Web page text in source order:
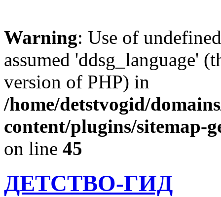
Warning: Use of
assumed 'ddsg_language'
version of PHP) in
/home/detstvogid/
content/plugins/sitemap-
on line 45
ДЕТСТВО-ГИД